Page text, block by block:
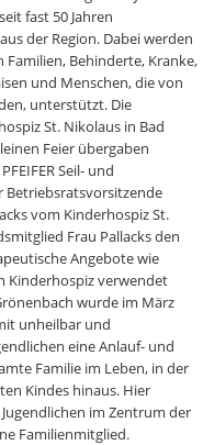
fast 50 Jahren
der Region. Dabei werden
Behinderte, Kranke,
und Menschen, die von
unterstützt. Die
St. Nikolaus in Bad
Feier übergaben
Seil- und
Betriebsratsvorsitzende
vom Kinderhospiz St.
Frau Pallacks den
Angebote wie
Kinderhospiz verwendet
wurde im März
unheilbar und
eine Anlauf- und
Familie im Leben, in der
Kindes hinaus. Hier
im Zentrum der
Familienmitglied.